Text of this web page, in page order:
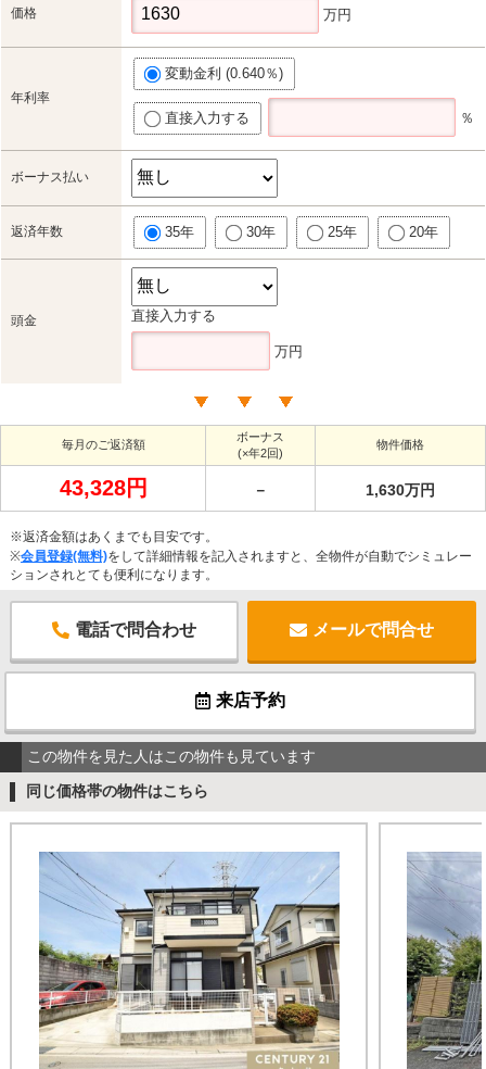
価格 万円
年利率
変動金利 (0.640％)
直接入力する ％
ボーナス払い
返済年数 35年 30年 25年 20年
頭金 直接入力する
万円
毎月のご返済額
ボーナス
(×年2回)
物件価格
43,328円 － 1,630万円
※返済金額はあくまでも目安です。
※会員登録(無料)をして詳細情報を記入されますと、全物件が自動でシミュレー
ションされとても便利になります。
電話で問合わせ メールで問合せ
来店予約
この物件を見た人はこの物件も見ています
同じ価格帯の物件はこちら